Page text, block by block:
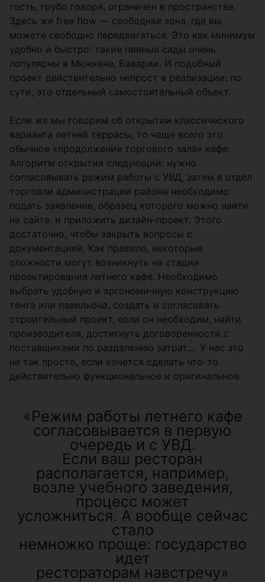
гость, грубо говоря, ограничен в пространстве.
Здесь же free flow — свободная зона, где вы
можете свободно передвигаться. Это как минимум
удобно и быстро: такие пивные сады очень
популярны в Мюнхене, Баварии. И подобный
проект действительно непрост в реализации: по
сути, это отдельный самостоятельный объект.
Если же мы говорим об открытии классического
варианта летней террасы, то чаще всего это
обычное «продолжение торгового зала» кафе.
Алгоритм открытия следующий: нужно
согласовывать режим работы с УВД, затем в отдел
торговли администрации района необходимо
подать заявление, образец которого можно найти
на сайте, и приложить дизайн-проект. Этого
достаточно, чтобы закрыть вопросы с
документацией. Как правило, некоторые
сложности могут возникнуть на стадии
проектирования летнего кафе. Необходимо
выбрать удобную и эргономичную конструкцию
тента или павильона, создать и согласовать
строительный проект, если он необходим, найти
производителя, достигнуть договоренности с
поставщиками по разделению затрат…. У нас это
не так просто, если хочется сделать что-то
действительно функциональное и оригинальное.
«Режим работы летнего кафе
согласовывается в первую
очередь и с УВД.
Если ваш ресторан
располагается, например,
возле учебного заведения,
процесс может
усложниться. А вообще сейчас
стало
немножко проще: государство
идет
рестораторам навстречу»